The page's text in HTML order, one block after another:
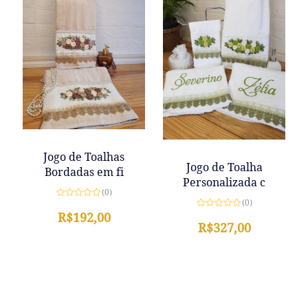
Jogo de Toalhas
Bordadas em fi
0
de
(0)
R$192,00
Jogo de Toalha
Personalizada c
0
de
(0)
R$327,00